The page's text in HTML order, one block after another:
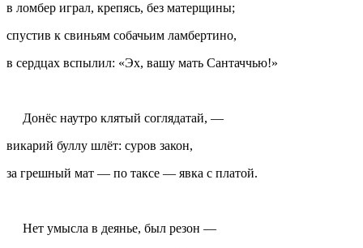
в ломбер играл, крепясь, без матерщины;
спустив к свиньям собачьим ламбертино,
в сердцах вспылил: «Эх, вашу мать Сантаччью!»
Донёс наутро клятый соглядатай, —
викарий буллу шлёт: суров закон,
за грешный мат — по таксе — явка с платой.
Нет умысла в деянье, был резон —